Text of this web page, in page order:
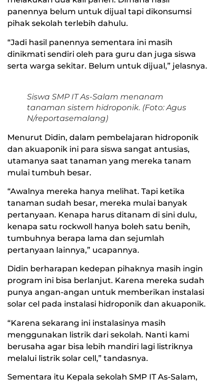
panennya belum untuk dijual tapi dikonsumsi
pihak sekolah terlebih dahulu.
“Jadi hasil panennya sementara ini masih
dinikmati sendiri oleh para guru dan juga siswa
serta warga sekitar. Belum untuk dijual,” jelasnya.
Siswa SMP IT As-Salam menanam
tanaman sistem hidroponik. (Foto: Agus
N/reportasemalang)
Menurut Didin, dalam pembelajaran hidroponik
dan akuaponik ini para siswa sangat antusias,
utamanya saat tanaman yang mereka tanam
mulai tumbuh besar.
“Awalnya mereka hanya melihat. Tapi ketika
tanaman sudah besar, mereka mulai banyak
pertanyaan. Kenapa harus ditanam di sini dulu,
kenapa satu rockwoll hanya boleh satu benih,
tumbuhnya berapa lama dan sejumlah
pertanyaan lainnya,” ucapannya.
Didin berharapan kedepan pihaknya masih ingin
program ini bisa berlanjut. Karena mereka sudah
punya angan-angan untuk memberikan instalasi
solar cel pada instalasi hidroponik dan akuaponik.
“Karena sekarang ini instalasinya masih
menggunakan listrik dari sekolah. Nanti kami
berusaha agar bisa lebih mandiri lagi listriknya
melalui listrik solar cell,” tandasnya.
Sementara itu Kepala sekolah SMP IT As-Salam,